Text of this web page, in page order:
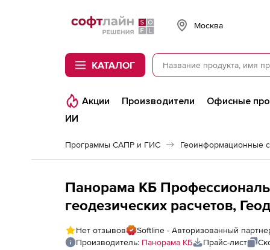
Softline
Москва
КАТАЛОГ
Акции Производители Офисные
ИИ
Программы САПР и ГИС Геоинформационные
Панорама КБ
геодезических расчетов,
редактор, Кадастровые
0302
Нет отзывов
Softline - Авторизованный
Производитель: Панорама КБ Прайс-лист